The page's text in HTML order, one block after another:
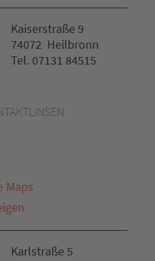
Maps
Kaiserstraße 9
74072 Heilbronn
Tel. 07131 84515
Karlstraße 5